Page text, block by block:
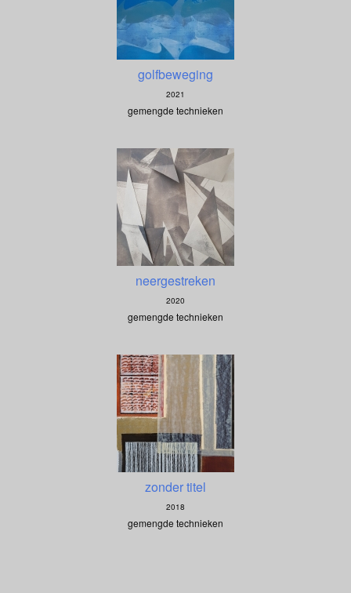
golfbeweging
2021
gemengde technieken
neergestreken
2020
gemengde technieken
zonder titel
2018
gemengde technieken